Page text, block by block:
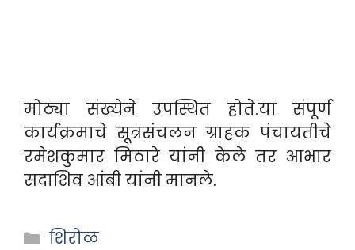
मोठ्या संख्येने उपस्थित होते.या संपूर्ण
कार्यक्रमाचे सूत्रसंचलन ग्राहक पंचायतीचे
रमेशकुमार मिठारे यांनी केले तर आभार
सदाशिव आंबी यांनी मानले.
Categories
शिरोळ